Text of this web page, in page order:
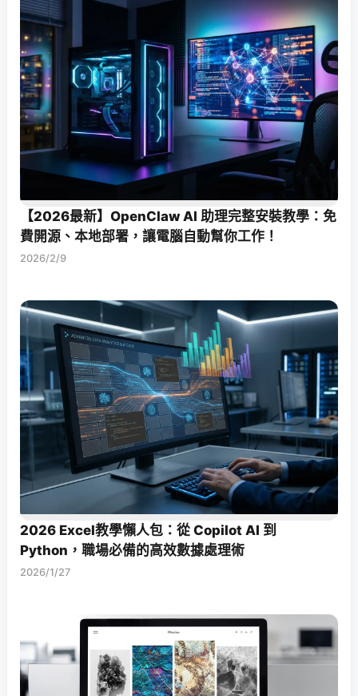
【2026最新】OpenClaw AI 助理完整安裝教學：免
費開源、本地部署，讓電腦自動幫你工作！
2026/2/9
2026 Excel教學懶人包：從 Copilot AI 到
Python，職場必備的高效數據處理術
2026/1/27